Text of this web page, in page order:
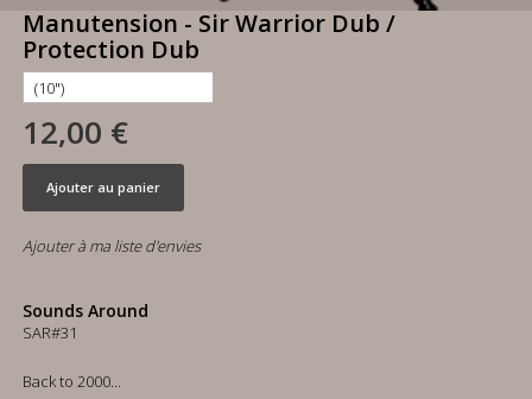
Manutension - Sir Warrior Dub /
Protection Dub
12,00 €
Ajouter au panier
Ajouter à ma liste d'envies
Sounds Around
SAR#31
Back to 2000...